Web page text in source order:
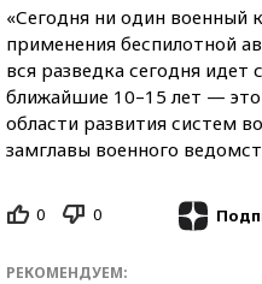
«Сегодня ни один военный
применения беспилотной
вся разведка сегодня
ближайшие 10–15 лет —
области развития систем
замглавы военного
0 0
РЕКОМЕНДУЕМ: